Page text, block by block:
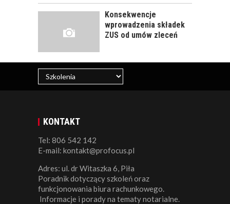
Konsekwencje
wprowadzenia składek
ZUS od umów zleceń
KONTAKT
Tel: 806 542 142
E-mail: kontakt@profocus.pl
Adres: ul. dr Witaszka 6, Piła
Poradnik dotyczący szkoleń oraz
funkcjonowania biura rachunkowego.
Informacje i porady na tematy notarialne.